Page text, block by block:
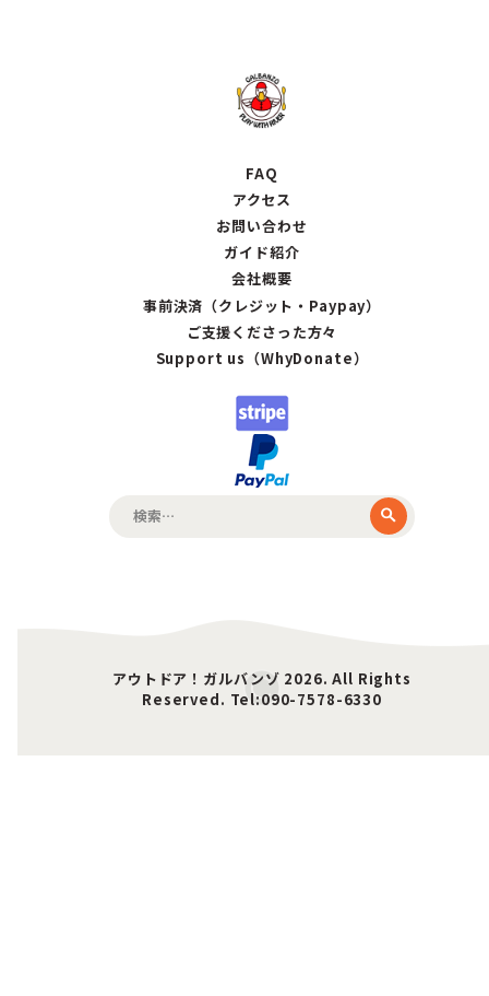
FAQ
アクセス
お問い合わせ
ガイド紹介
会社概要
事前決済（クレジット・Paypay）
ご支援くださった方々
Support us（WhyDonate）
アウトドア！ガルバンゾ 2026. All Rights
Reserved. Tel:090-7578-6330